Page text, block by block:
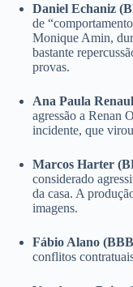
Daniel Echaniz
de
Monique Amin,
bastante
provas.
Ana Paula
agressão a Renan
incidente, que
Marcos Harter
considerado
da casa. A
imagens.
Fábio Alano
conflitos